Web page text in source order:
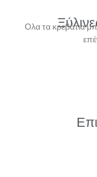
Ολα τα κρεβάτια